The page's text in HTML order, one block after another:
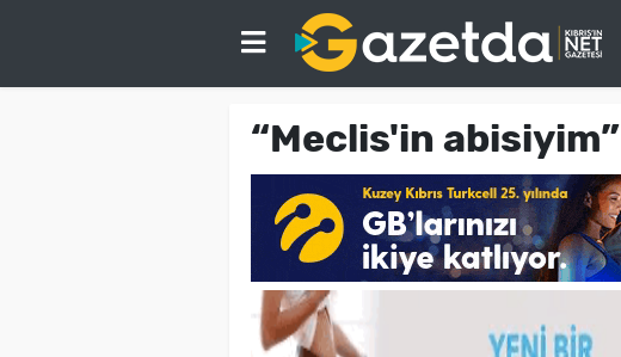
“Meclis'in abisiyim”